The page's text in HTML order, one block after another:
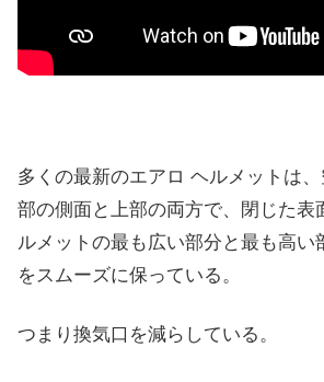
多くの最新のエアロ ヘルメットは
部の側面と上部の両方で、閉じた表
ルメットの最も広い部分と最も高い
をスムーズに保っている。
つまり換気口を減らしている。